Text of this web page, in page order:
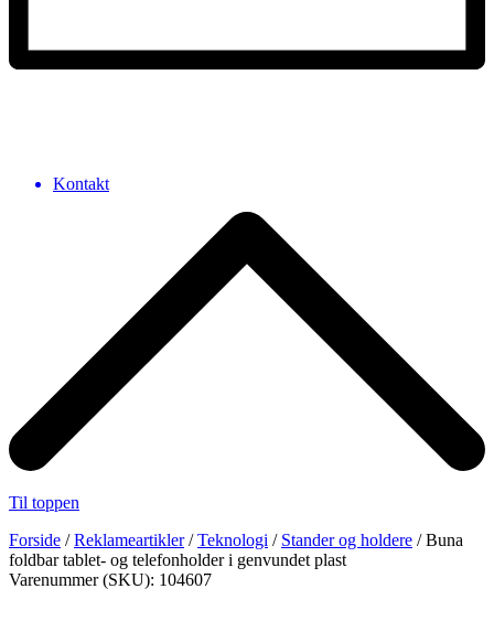
Kontakt
Til toppen
Forside /Reklameartikler/Teknologi / Stander og holdere / Buna
foldbar tablet- og telefonholder i genvundet plast
Varenummer (SKU): 104607